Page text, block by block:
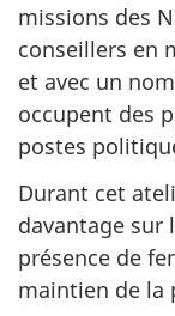
missions des
conseillers en
et avec un
occupent des
postes
Durant cet
davantage sur
présence de
maintien de la